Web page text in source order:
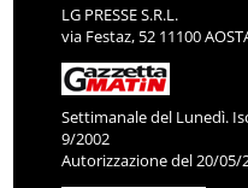
LG PRESSE S.R.L.
via Festaz, 52 11100
Settimanale del Lunedì.
9/2002
Autorizzazione del 20/05/